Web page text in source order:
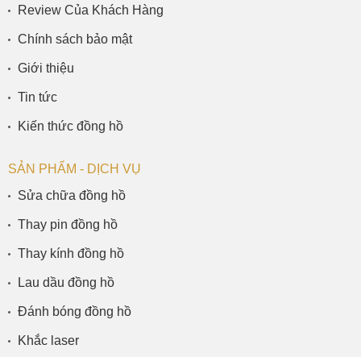
Review Của Khách Hàng
Chính sách bảo mật
Giới thiệu
Tin tức
Kiến thức đồng hồ
SẢN PHẨM - DỊCH VỤ
Sửa chữa đồng hồ
Thay pin đồng hồ
Thay kính đồng hồ
Lau dầu đồng hồ
Đánh bóng đồng hồ
Khắc laser